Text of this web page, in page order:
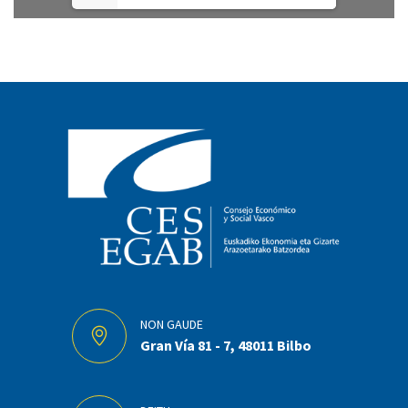
NON GAUDE
Gran Vía 81 - 7, 48011 Bilbo